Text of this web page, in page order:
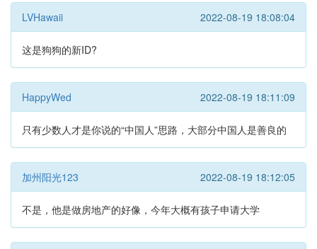
LVHawaii 2022-08-19 18:08:04
这是狗狗的新ID?
HappyWed 2022-08-19 18:11:09
只有少数人才是你说的“中国人”思路，大部分中国人是善良的
加州阳光123 2022-08-19 18:12:05
不是，他是做房地产的好像，今年大概有孩子申请大学